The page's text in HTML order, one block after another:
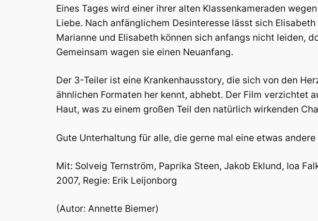
Eines Tages wird einer ihrer alten Klassenkameraden
Liebe. Nach anfänglichem Desinteresse lässt sich
Marianne und Elisabeth können sich anfangs nicht leiden,
Gemeinsam wagen sie einen Neuanfang.
Der 3-Teiler ist eine Krankenhausstory, die sich von den
ähnlichen Formaten her kennt, abhebt. Der Film verzichtet
Haut, was zu einem großen Teil den natürlich wirkenden
Gute Unterhaltung für alle, die gerne mal eine etwas
Mit: Solveig Ternström, Paprika Steen, Jakob Eklund, Ioa
2007, Regie: Erik Leijonborg
(Autor: Annette Biemer)